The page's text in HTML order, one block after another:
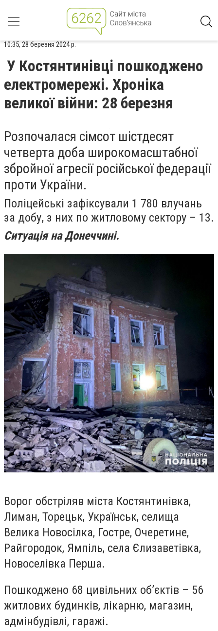
10:35, 28 березня 2024 р.
У Костянтинівці пошкоджено
електромережі. Хроніка
великої війни: 28 березня
Розпочалася сімсот шістдесят
четверта доба широкомасштабної
збройної агресії російської федерації
проти України.
Поліцейські зафіксували 1 780 влучань
за добу, з них по житловому сектору – 13.
Ситуація на Донеччині.
Ворог обстріляв міста Костянтинівка,
Лиман, Торецьк, Українськ, селища
Велика Новосілка, Гостре, Очеретине,
Райгородок, Ямпіль, села Єлизаветівка,
Новоселівка Перша.
Пошкоджено 68 цивільних об’єктів – 56
житлових будинків, лікарню, магазин,
адмінбудівлі, гаражі.